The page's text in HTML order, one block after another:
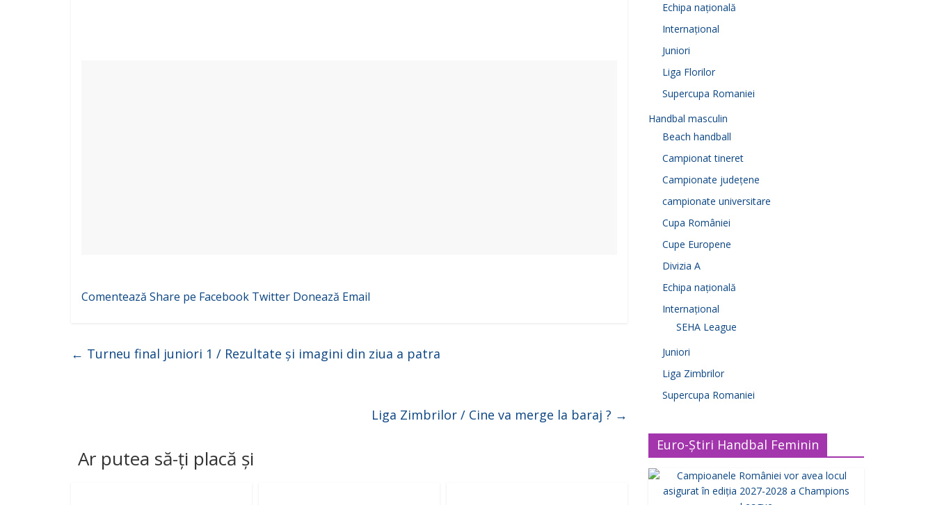
Comentează Share pe Facebook Twitter Donează Email
← Turneu final juniori 1 / Rezultate și imagini din ziua a patra
Liga Zimbrilor / Cine va merge la baraj ? →
Ar putea să-ți placă și
Echipa națională
Internațional
Juniori
Liga Florilor
Supercupa Romaniei
Handbal masculin
Beach handball
Campionat tineret
Campionate județene
campionate universitare
Cupa României
Cupe Europene
Divizia A
Echipa națională
Internațional
SEHA League
Juniori
Liga Zimbrilor
Supercupa Romaniei
Euro-Știri Handbal Feminin